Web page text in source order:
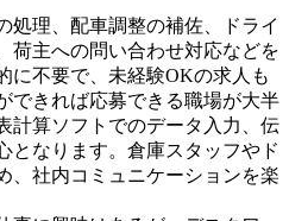
処理、配車調整の補佐、ドライ
荷主への問い合わせ対応などを
に不要で、未経験OKの求人も
できれば応募できる職場が大半
計算ソフトでのデータ入力、伝
となります。倉庫スタッフやド
、社内コミュニケーションを楽